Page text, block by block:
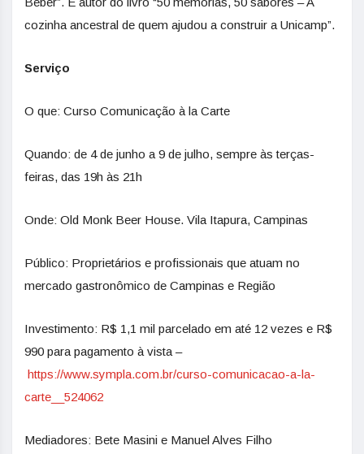
cozinha ancestral de quem ajudou a construir a Unicamp”.
Serviço
O que: Curso Comunicação à la Carte
Quando: de 4 de junho a 9 de julho, sempre às terças-
feiras, das 19h às 21h
Onde: Old Monk Beer House. Vila Itapura, Campinas
Público: Proprietários e profissionais que atuam no
mercado gastronômico de Campinas e Região
Investimento: R$ 1,1 mil parcelado em até 12 vezes e R$
990 para pagamento à vista –
https://www.sympla.com.br/curso-comunicacao-a-la-
carte__524062
Mediadores: Bete Masini e Manuel Alves Filho